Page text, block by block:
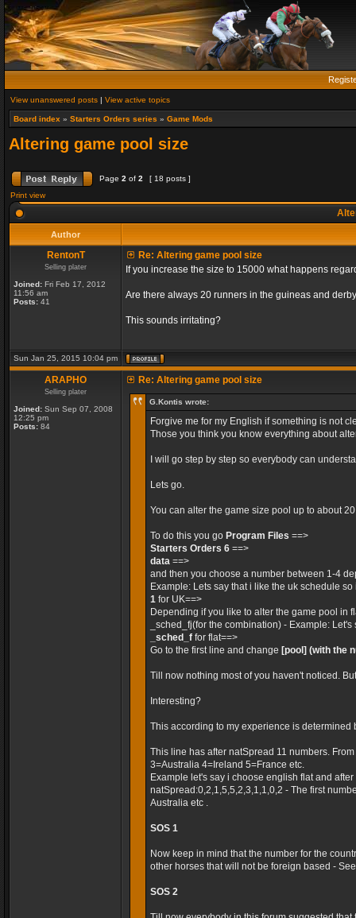
View unanswered posts | View active topics
Board index » Starters Orders series » Game Mods
Altering game pool size
Page 2 of 2
[ 18 posts ]
Print view
Author
RentonT
Selling plater
Joined: Fri Feb 17, 2012
11:56 am
Posts: 41
Re: Altering game pool size
If you increase the size to 15000 what happens
Are there always 20 runners in the guineas and
This sounds irritating?
Sun Jan 25, 2015 10:04 pm
ARAPHO
Selling plater
Joined: Sun Sep 07, 2008
12:25 pm
Posts: 84
Re: Altering game pool size
G.Kontis wrote:
Forgive me for my English if something is not
Those you think you know everything about
I will go step by step so everybody can
Lets go.
You can alter the game size pool up to about
To do this you go Program Files ==>
Starters Orders 6 ==>
data ==>
and then you choose a number between 1-4
Example: Lets say that i like the uk schedule so
1 for UK==>
Depending if you like to alter the game pool in
_sched_fj(for the combination) - Example:
_sched_f for flat==>
Go to the first line and change [pool] (with the
Till now nothing most of you haven't noticed.
Interesting?
This according to my experience is
This line has after natSpread 11 numbers.
3=Australia 4=Ireland 5=France etc.
Example let's say i choose english flat and
natSpread:0,2,1,5,5,2,3,1,1,0,2 - The first
Australia etc .
SOS 1
Now keep in mind that the number for the
other horses that will not be foreign based -
SOS 2